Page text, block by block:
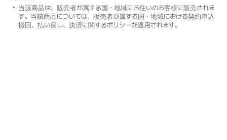
当該商品は、販売者が属する国・地域にお住いのお客様に販売されま
す。当該商品については、販売者が属する国・地域における契約申込
撤回、払い戻し、決済に関するポリシーが適用されます。